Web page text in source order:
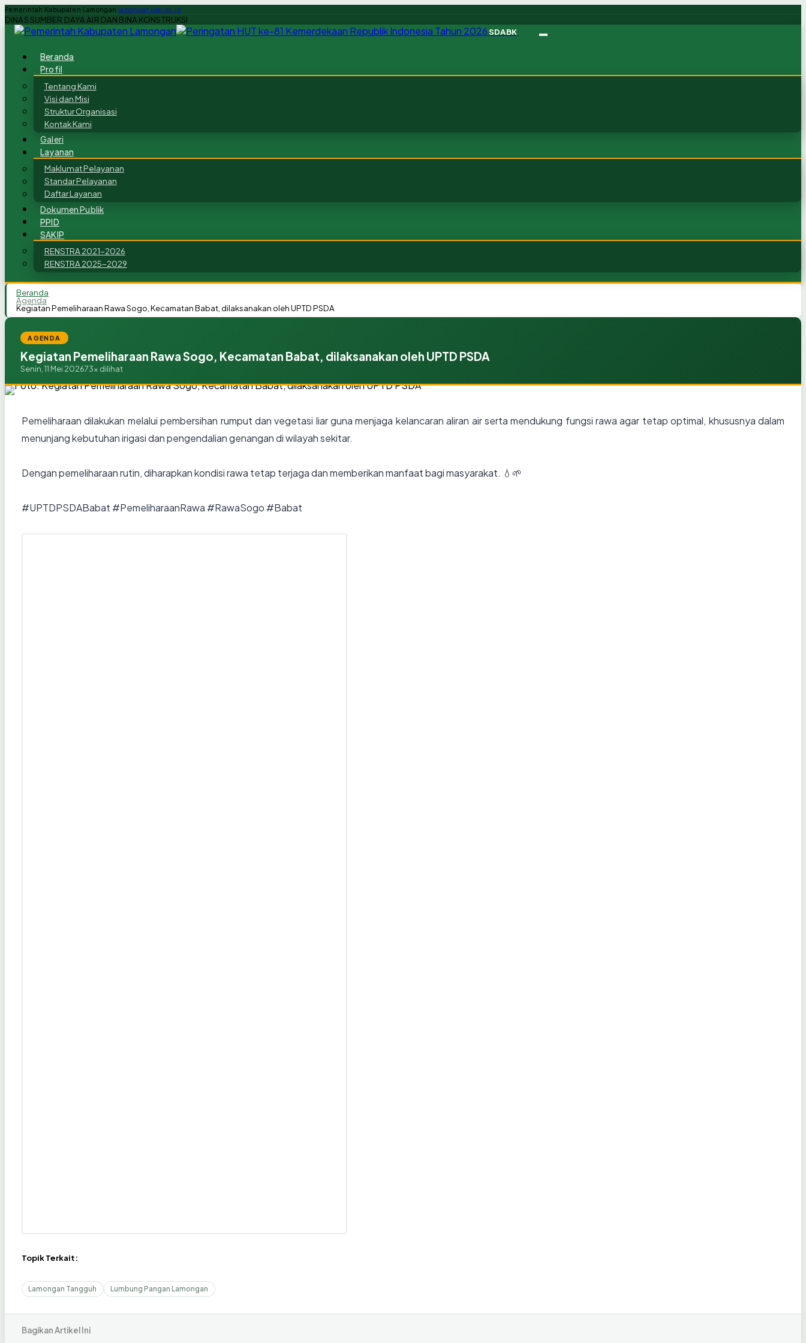
Pemerintah Kabupaten Lamongan lamongankab.go.id
DINAS SUMBER DAYA AIR DAN BINA KONSTRUKSI
SDABK
Beranda
Profil
Tentang Kami
Visi dan Misi
Struktur Organisasi
Kontak Kami
Galeri
Layanan
Maklumat Pelayanan
Standar Pelayanan
Daftar Layanan
Dokumen Publik
PPID
SAKIP
RENSTRA 2021-2026
RENSTRA 2025-2029
Beranda
Agenda
Kegiatan Pemeliharaan Rawa Sogo, Kecamatan Babat, dilaksanakan oleh UPTD PSDA
AGENDA
Kegiatan Pemeliharaan Rawa Sogo, Kecamatan Babat, dilaksanakan oleh UPTD PSDA
Senin, 11 Mei 202673x dilihat
Pemeliharaan dilakukan melalui pembersihan rumput dan vegetasi liar guna menjaga kelancaran aliran air serta mendukung fungsi rawa agar tetap optimal, khususnya dalam
menunjang kebutuhan irigasi dan pengendalian genangan di wilayah sekitar.
Dengan pemeliharaan rutin, diharapkan kondisi rawa tetap terjaga dan memberikan manfaat bagi masyarakat. 💧🌱
#UPTDPSDABabat #PemeliharaanRawa #RawaSogo #Babat
Topik Terkait:
Lamongan Tangguh Lumbung Pangan Lamongan
Bagikan Artikel Ini